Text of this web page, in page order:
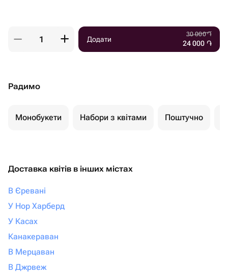
Додати
30 000֏
24 000 ֏
Радимо
Монобукети Набори з квітами Поштучно
Доставка квітів в інших містах
В Єревані
У Нор Харберд
У Касах
Канакераван
В Мерцаван
В Джрвеж